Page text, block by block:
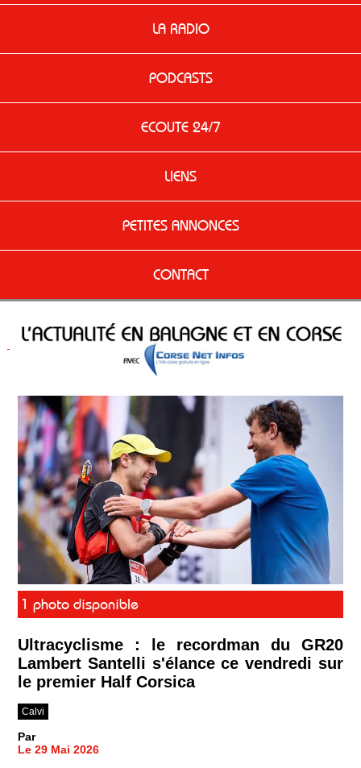
LA RADIO
PODCASTS
ECOUTE 24/7
LIENS
PETITES ANNONCES
CONTACT
1 photo disponible
Ultracyclisme : le recordman du GR20
Lambert Santelli s'élance ce vendredi sur
le premier Half Corsica
Calvi
Par
Le 29 Mai 2026